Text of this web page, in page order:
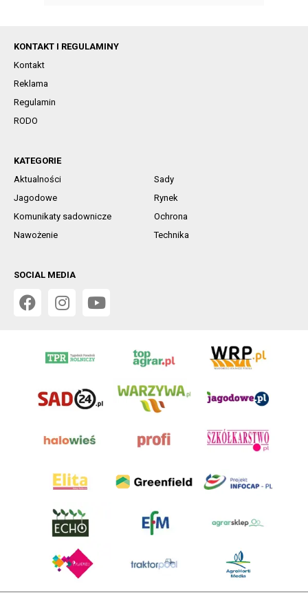
KONTAKT I REGULAMINY
Kontakt
Reklama
Regulamin
RODO
KATEGORIE
Aktualności
Sady
Jagodowe
Rynek
Komunikaty sadownicze
Ochrona
Nawożenie
Technika
SOCIAL MEDIA